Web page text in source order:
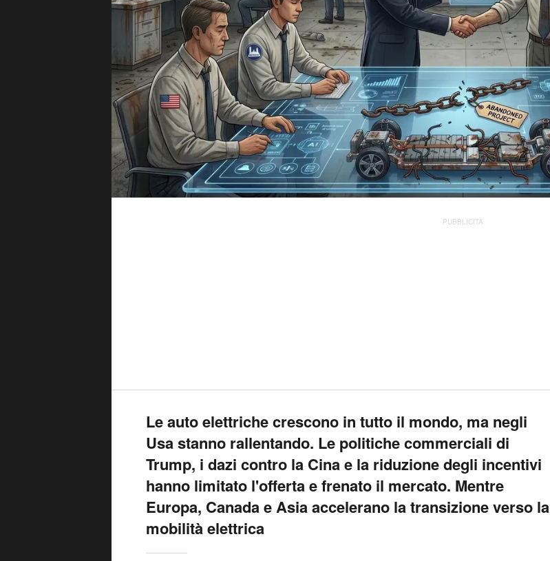
PUBBLICITÀ
Le auto elettriche crescono in tutto il mondo, ma negli
Usa stanno rallentando. Le politiche commerciali di
Trump, i dazi contro la Cina e la riduzione degli incentivi
hanno limitato l'offerta e frenato il mercato. Mentre
Europa, Canada e Asia accelerano la transizione verso la
mobilità elettrica